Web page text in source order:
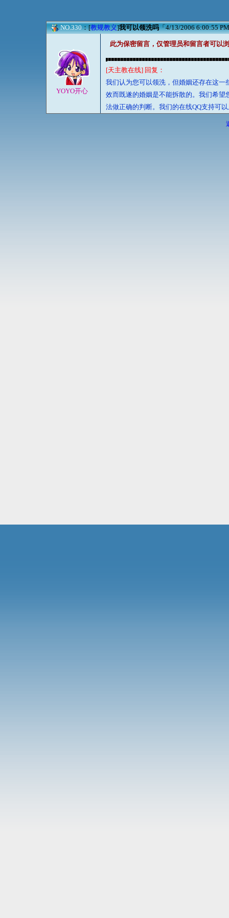
NO.330：[教规教义]我可以领洗吗「4/13/2006 6:00:55
YOYO开心
此为保密留言，仅管理员和留言者可以
[天主教在线] 回复：
我们认为您可以领洗，但婚姻还存在这
效而既遂的婚姻是不能拆散的。我们希
法做正确的判断。我们的在线QQ支持可